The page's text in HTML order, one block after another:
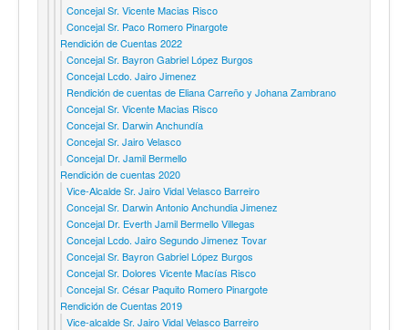
Concejal Sr. Vicente Macias Risco
Concejal Sr. Paco Romero Pinargote
Rendición de Cuentas 2022
Concejal Sr. Bayron Gabriel López Burgos
Concejal Lcdo. Jairo Jimenez
Rendición de cuentas de Eliana Carreño y Johana Zambrano
Concejal Sr. Vicente Macias Risco
Concejal Sr. Darwin Anchundía
Concejal Sr. Jairo Velasco
Concejal Dr. Jamil Bermello
Rendición de cuentas 2020
Vice-Alcalde Sr. Jairo Vidal Velasco Barreiro
Concejal Sr. Darwin Antonio Anchundia Jimenez
Concejal Dr. Everth Jamil Bermello Villegas
Concejal Lcdo. Jairo Segundo Jimenez Tovar
Concejal Sr. Bayron Gabriel López Burgos
Concejal Sr. Dolores Vicente Macías Risco
Concejal Sr. César Paquito Romero Pinargote
Rendición de Cuentas 2019
Vice-alcalde Sr. Jairo Vidal Velasco Barreiro